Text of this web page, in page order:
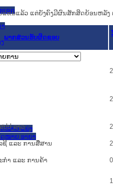
ເຂດ
ໝາຍ ແພ່ງ
ໝາຍ ອາຍາ
ທນແລ້ວ ແຕ່ຍັງຄົງມີຜົນສັກສິດຍ້ອນຫລັງ
ພາກສ່ວນຮັບຜິດຊອບ
ປປ ລາວ
ຊີ ແລະ ການສື່ສານ
ກຳ ແລະ ການຄ້າ